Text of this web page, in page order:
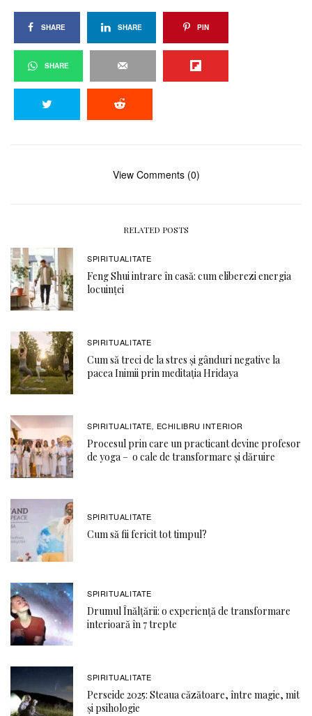
SHARE SHARE PIN
SHARE
View Comments (0)
RELATED POSTS
SPIRITUALITATE
Feng Shui intrare în casă: cum eliberezi energia
locuinței
SPIRITUALITATE
Cum să treci de la stres și gânduri negative la
pacea Inimii prin meditația Hridaya
SPIRITUALITATE, ECHILIBRU INTERIOR
Procesul prin care un practicant devine profesor
de yoga – o cale de transformare și dăruire
SPIRITUALITATE
Cum să fii fericit tot timpul?
SPIRITUALITATE
Drumul Înălțării: o experiență de transformare
interioară în 7 trepte
SPIRITUALITATE
Perseide 2025: Steaua căzătoare, între magie, mit
și psihologie